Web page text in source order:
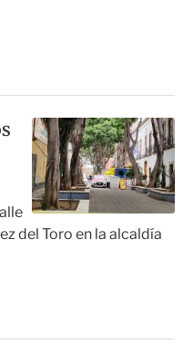
del Toro en la alcaldía